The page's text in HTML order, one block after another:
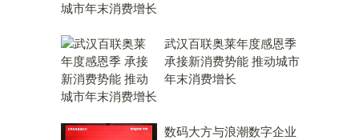
武汉百联奥莱年度感恩季
承接新消费势能 推动城市
年末消费增长
数码大方与浪潮数字企业